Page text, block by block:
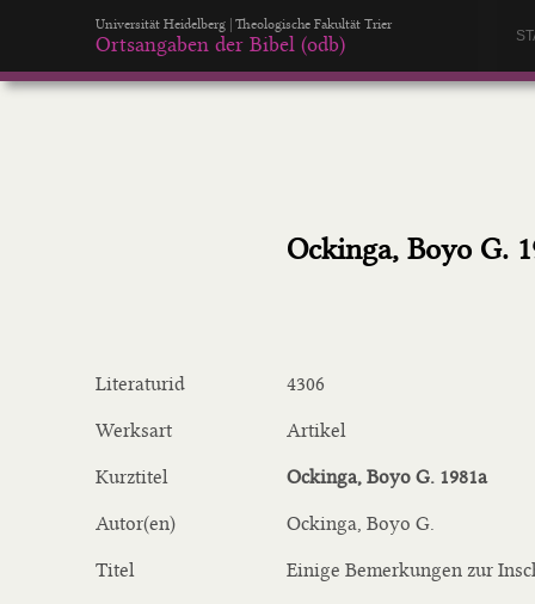
Universität Heidelberg | Theologische Fakultät Trier
Ortsangaben der Bibel (odb)
Ockinga, Boyo G.
Literaturid 4306
Werksart Artikel
Kurztitel Ockinga, Boyo G. 1981a
Autor(en) Ockinga, Boyo G.
Titel Einige Bemerkungen zur